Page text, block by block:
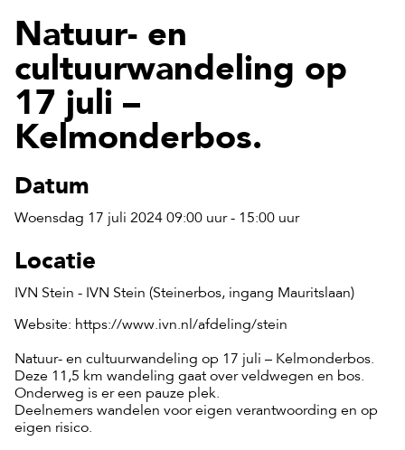
Natuur- en
cultuurwandeling op
17 juli –
Kelmonderbos.
Datum
Woensdag 17 juli 2024 09:00 uur - 15:00 uur
Locatie
IVN Stein - IVN Stein (Steinerbos, ingang Mauritslaan)
Website: https://www.ivn.nl/afdeling/stein
Natuur- en cultuurwandeling op 17 juli – Kelmonderbos.
Deze 11,5 km wandeling gaat over veldwegen en bos.
Onderweg is er een pauze plek.
Deelnemers wandelen voor eigen verantwoording en op
eigen risico.